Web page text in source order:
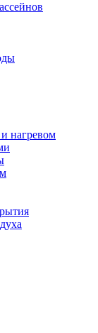
нагревом